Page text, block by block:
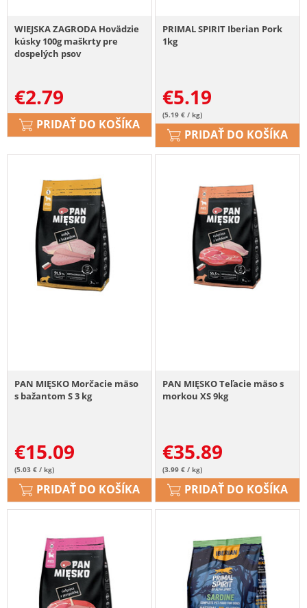
WIEJSKA ZAGRODA Hovädzie
kúsky 100g maškrty pre
dospelých psov
€2.79
PRIDAŤ DO KOŠÍKA
PRIMAL SPIRIT Iberian Pork
1kg
€5.19
(5.19 € / kg)
PRIDAŤ DO KOŠÍKA
PAN MIĘSKO Morčacie mäso
s bažantom S 3 kg
€15.09
(5.03 € / kg)
PRIDAŤ DO KOŠÍKA
PAN MIĘSKO Teľacie mäso s
morkou XS 9kg
€35.89
(3.99 € / kg)
PRIDAŤ DO KOŠÍKA